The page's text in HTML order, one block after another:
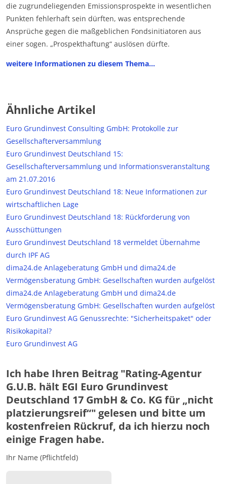
die zugrundeliegenden Emissionsprospekte in wesentlichen
Punkten fehlerhaft sein dürften, was entsprechende
Ansprüche gegen die maßgeblichen Fondsinitiatoren aus
einer sogen. „Prospekthaftung“ auslösen dürfte.
weitere Informationen zu diesem Thema…
Ähnliche Artikel
Euro Grundinvest Consulting GmbH: Protokolle zur
Gesellschafterversammlung
Euro Grundinvest Deutschland 15:
Gesellschafterversammlung und Informationsveranstaltung
am 21.07.2016
Euro Grundinvest Deutschland 18: Neue Informationen zur
wirtschaftlichen Lage
Euro Grundinvest Deutschland 18: Rückforderung von
Ausschüttungen
Euro Grundinvest Deutschland 18 vermeldet Übernahme
durch IPF AG
dima24.de Anlageberatung GmbH und dima24.de
Vermögensberatung GmbH: Gesellschaften wurden aufgelöst
dima24.de Anlageberatung GmbH und dima24.de
Vermögensberatung GmbH: Gesellschaften wurden aufgelöst
Euro Grundinvest AG Genussrechte: "Sicherheitspaket" oder
Risikokapital?
Euro Grundinvest AG
Ich habe Ihren Beitrag "Rating-Agentur
G.U.B. hält EGI Euro Grundinvest
Deutschland 17 GmbH & Co. KG für „nicht
platzierungsreif“" gelesen und bitte um
kostenfreien Rückruf, da ich hierzu noch
einige Fragen habe.
Ihr Name (Pflichtfeld)